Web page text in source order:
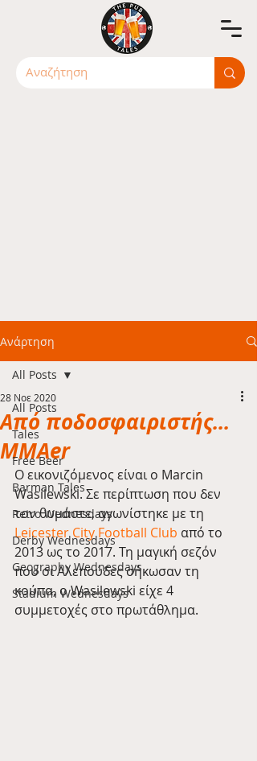
Ανάρτηση
All Posts
Tales
Free Beer
Barman Tales
Retro Wednesdays
Derby Wednesdays
Geography Wednesdays
Stadium Wednesdays
All Posts
Από ποδοσφαιριστής...
MMAer
28 Νοε 2020
Ο εικονιζόμενος είναι ο Marcin
Wasilewski. Σε περίπτωση που δεν
τον θυμάστε, αγωνίστηκε με τη
Leicester City Football Club από το
2013 ως το 2017. Τη μαγική σεζόν
που οι Αλεπούδες σήκωσαν τη
κούπα, ο Wasilewski είχε 4
συμμετοχές στο πρωτάθλημα.